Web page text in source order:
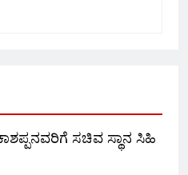
ಸಚಿವ ಸ್ಥಾನ ಸಿಹಿ